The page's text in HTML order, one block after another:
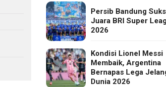
Persib Bandung
Juara BRI Super
2026
Kondisi Lionel Messi
Membaik, Argentina
Bernapas Lega
Dunia 2026